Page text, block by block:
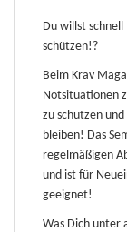
Du willst
schützen!?
Beim Krav
Notsituationen
zu schützen
bleiben! Das
regelmäßigen
und ist für
geeignet!
Was Dich unter